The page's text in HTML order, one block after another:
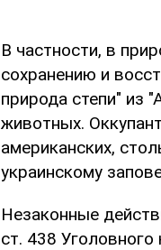
В частности, в
сохранению и
природа степи" из
животных.
американских,
украинскому
Незаконные
ст. 438